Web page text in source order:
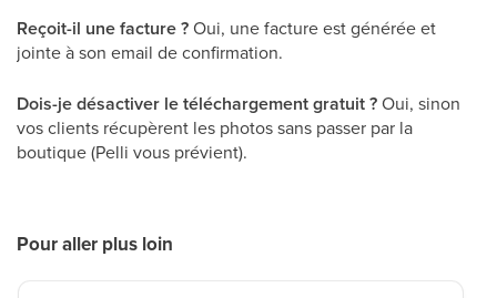
Reçoit-il une facture ?Oui, une facture est générée et
jointe à son email de confirmation.
Dois-je désactiver le téléchargement gratuit ?Oui, sinon
vos clients récupèrent les photos sans passer par la
boutique (Pelli vous prévient).
Pour aller plus loin